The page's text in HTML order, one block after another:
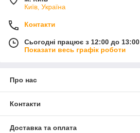
Київ, Україна
Контакти
Сьогодні працює з 12:00 до 13:00
Показати весь графік роботи
Про нас
Контакти
Доставка та оплата